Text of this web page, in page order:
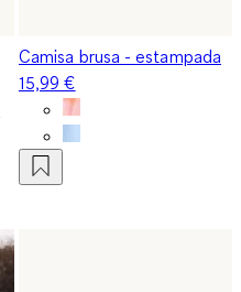
Camisa brusa - estampada
15,99 €